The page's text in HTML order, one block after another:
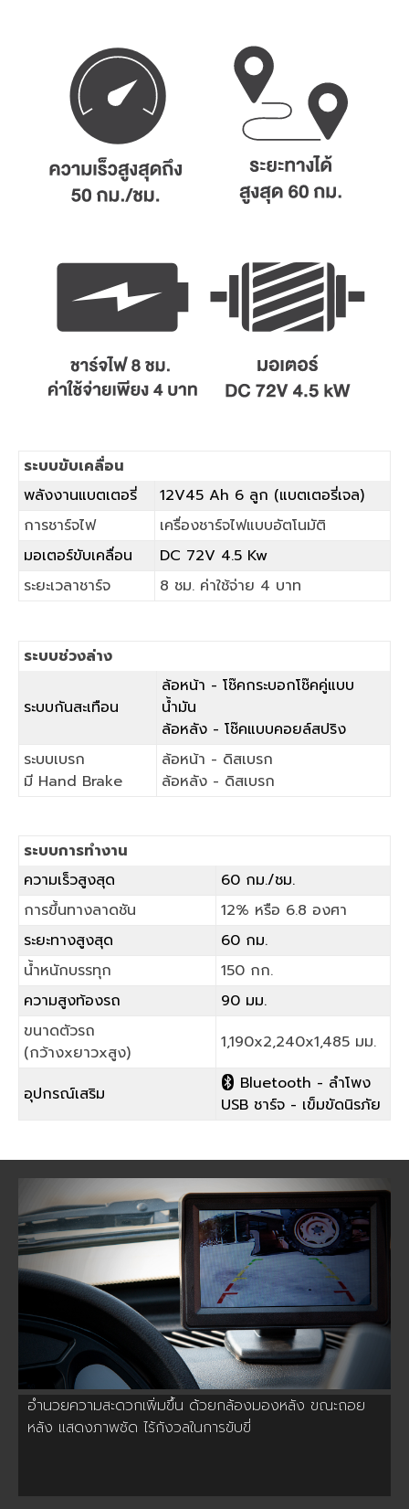
ระบบขับเคลื่อน
พลังงานแบตเตอรี่
12V45 Ah 6 ลูก (แบตเตอรี่เจล)
การชาร์จไฟ
เครื่องชาร์จไฟแบบอัตโนมัติ
มอเตอร์ขับเคลื่อน
DC 72V 4.5 Kw
ระยะเวลาชาร์จ
8 ชม. ค่าใช้จ่าย 4 บาท
ระบบช่วงล่าง
ระบบกันสะเทือน
ล้อหน้า - โช๊คกระบอกโช๊คคู่แบบ
น้ำมัน
ล้อหลัง - โช๊คแบบคอยล์สปริง
ระบบเบรก
มี Hand Brake
ล้อหน้า - ดิสเบรก
ล้อหลัง - ดิสเบรก
ระบบการทำงาน
ความเร็วสูงสุด
60 กม./ชม.
การขึ้นทางลาดชัน
12% หรือ 6.8 องศา
ระยะทางสูงสุด
60 กม.
น้ำหนักบรรทุก
150 กก.
ความสูงท้องรถ
90 มม.
ขนาดตัวรถ
(กว้างxยาวxสูง)
1,190x2,240x1,485 มม.
อุปกรณ์เสริม
 Bluetooth - ลำโพง
USB ชาร์จ - เข็มขัดนิรภัย
อำนวยความสะดวกเพิ่มขึ้น ด้วยกล้องมองหลัง ขณะถอย
หลัง แสดงภาพชัด ไร้กังวลในการขับขี่